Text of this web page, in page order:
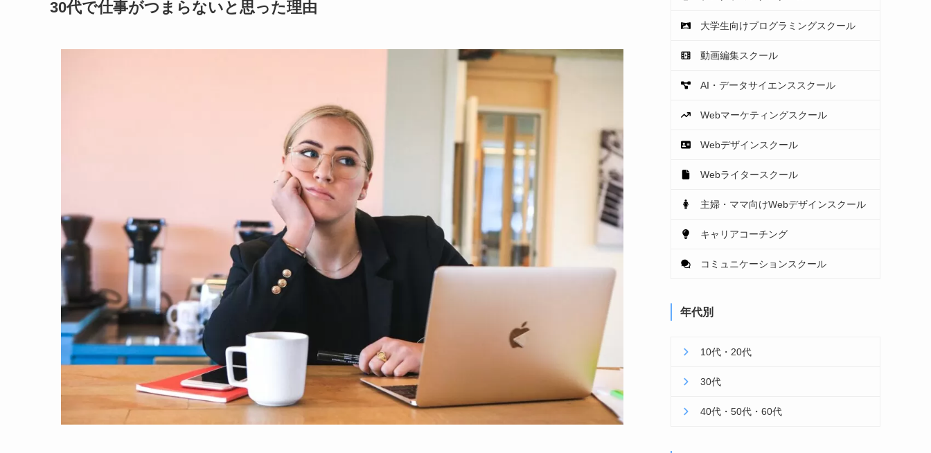
30代で仕事がつまらないと思った理由
大学生向けプログラミングスクール
動画編集スクール
AI・データサイエンススクール
Webマーケティングスクール
Webデザインスクール
Webライタースクール
主婦・ママ向けWebデザインスクール
キャリアコーチング
コミュニケーションスクール
年代別
10代・20代
30代
40代・50代・60代